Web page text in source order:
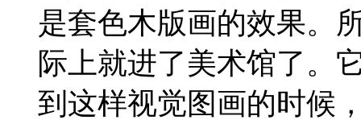
是套色木版画的效果。
际上就进了美术馆了。
到这样视觉图画的时候